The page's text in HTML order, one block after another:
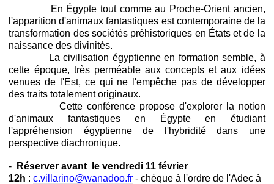
En Égypte tout comme au Proche-Orient ancien,
l'apparition d'animaux fantastiques est contemporaine de la
transformation des sociétés préhistoriques en États et de la
naissance des divinités.
La civilisation égyptienne en formation semble, à
cette époque, très perméable aux concepts et aux idées
venues de l'Est, ce qui ne l'empêche pas de développer
des traits totalement originaux.
Cette conférence propose d'explorer la notion
d'animaux fantastiques en Égypte en étudiant
l'appréhension égyptienne de l'hybridité dans une
perspective diachronique.
-
Réserver avant le vendredi 11 février
12h :c.villarino@wanadoo.fr - chèqueà l'ordre de l'Adec à